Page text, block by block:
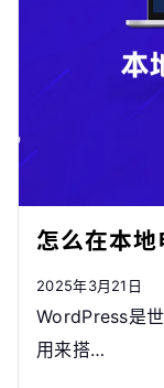
怎么在本
2025年3月21日
WordPress是
用来搭…